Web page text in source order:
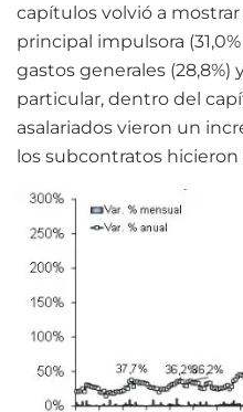
capítulos volvió a
principal impulsora
gastos generales (28,8%)
particular, dentro del
asalariados vieron un
los subcontratos hicieron